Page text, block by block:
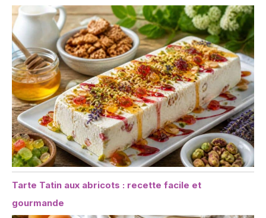
Tarte Tatin aux abricots : recette facile et
gourmande